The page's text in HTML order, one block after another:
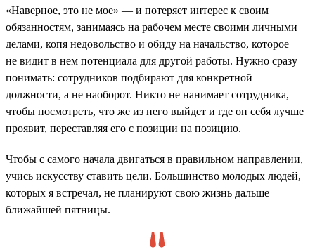
«Наверное, это не мое» — и потеряет интерес к своим
обязанностям, занимаясь на рабочем месте своими личными
делами, копя недовольство и обиду на начальство, которое
не видит в нем потенциала для другой работы. Нужно сразу
понимать: сотрудников подбирают для конкретной
должности, а не наоборот. Никто не нанимает сотрудника,
чтобы посмотреть, что же из него выйдет и где он себя лучше
проявит, переставляя его с позиции на позицию.
Чтобы с самого начала двигаться в правильном направлении,
учись искусству ставить цели. Большинство молодых людей,
которых я встречал, не планируют свою жизнь дальше
ближайшей пятницы.